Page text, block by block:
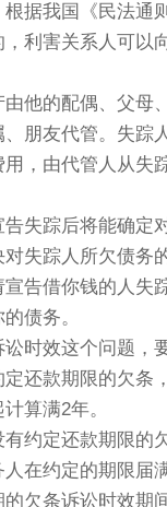
我国《民法通
利害关系人可以
的配偶、父母
朋友代管。失踪
，由代管人从失
踪后将能确定
失踪人所欠债务
告借你钱的人失
债务。
效这个问题，
还款期限的欠条
算满2年。
定还款期限的
在约定的期限届
欠条诉讼时效期